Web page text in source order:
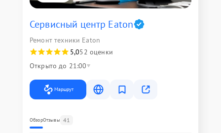
Сервисный центр Eaton
Ремонт техники Eaton
5,052 оценки
Открыто до 21:00
Маршрут
ОбзорОтзывы 41